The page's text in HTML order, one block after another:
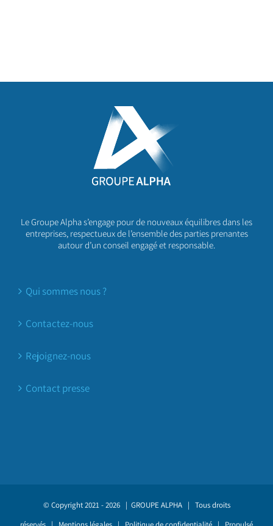
Le Groupe Alpha s’engage pour de nouveaux équilibres dans les
entreprises, respectueux de l’ensemble des parties prenantes
autour d’un conseil engagé et responsable.
Qui sommes nous ?
Contactez-nous
Rejoignez-nous
Contact presse
© Copyright 2021 -2026 | GROUPE ALPHA| Tous droits